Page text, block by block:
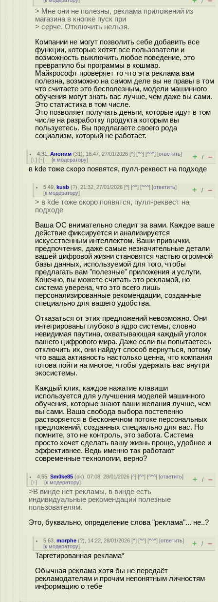
> Мне они не полезны, реклама приложений из
магазина в кнопке пуск при
> серче. Отключить нельзя.
Компании не могут позволить себе добавить все
функции, которые хотят все пользователи и
возможность выключить любое поведение, это
превратило бы программы в кошмар.
Майкрософт проверяет то что эта реклама вам
полезна, возможно на самом деле вы не правы в том
что считаете это бесполезным, модели машинного
обучения могут знать вас лучше, чем даже вы сами.
Это статистика в том числе.
Это позволяет получать деньги, которые идут в том
числе на разработку продукта которым вы
пользуетесь. Вы предлагаете своего рода
социализм, который не работает.
4.31 ,Аноним (31), 16:47, 27/01/2026 [^] [^^] [^^^] [ответить]
[↓] [↑] [к модератору] + / –
в kde тоже скоро появятся, пулл-реквест на подходе
5.49 ,kusb (?), 21:32, 27/01/2026 [^] [^^] [^^^] [ответить]
[к модератору] + / –
> в kde тоже скоро появятся, пулл-реквест на
подходе
Ваша ОС внимательно следит за вами. Каждое ваше
действие фиксируется и анализируется
искусственным интеллектом. Ваши привычки,
предпочтения, даже самые незначительные детали
вашей цифровой жизни становятся частью огромной
базы данных, используемой для того, чтобы
предлагать вам "полезные" приложения и услуги.
Конечно, вы можете считать это рекламой, но
система уверена, что это всего лишь
персонализированные рекомендации, созданные
специально для вашего удобства.
Отказаться от этих предложений невозможно. Они
интегрированы глубоко в ядро системы, словно
невидимая паутина, охватывающая каждый уголок
вашего цифрового мира. Даже если вы попытаетесь
отключить их, они найдут способ вернуться, потому
что ваша активность настолько ценна, что компания
готова пойти на многое, чтобы удержать вас внутри
экосистемы.
Каждый клик, каждое нажатие клавиши
используется для улучшения моделей машинного
обучения, которые знают ваши желания лучше, чем
вы сами. Ваша свобода выбора постепенно
растворяется в бесконечном потоке персональных
предложений, созданных специально для вас. Но
помните, это не контроль, это забота. Система
просто хочет сделать вашу жизнь проще, удобнее и
эффективнее. Ведь именно так работают
современные технологии, верно?
4.55 ,Sm0ke85 (ok), 07:08, 28/01/2026 [^] [^^] [^^^] [ответить]
[↑] [к модератору] + / –
>В винде нет рекламы, в винде есть
индивидуальные рекомендации полезные
пользователям.
Это, буквально, определение слова "реклама"... не..?
5.63 ,morphe (?), 14:22, 28/01/2026 [^] [^^] [^^^] [ответить]
[к модератору] + / –
Таргетированная реклама*
Обычная реклама хотя бы не передаёт
рекламодателям и прочим непонятным личностям
информацию о тебе